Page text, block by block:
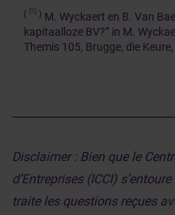
( [7] ) M. Wyckaert en B. Van
kapitaalloze BV?” in M.
Themis 105, Brugge, die Keure,
Disclaimer : Bien que le
d’Entreprises (ICCI)
traite les questions reçues